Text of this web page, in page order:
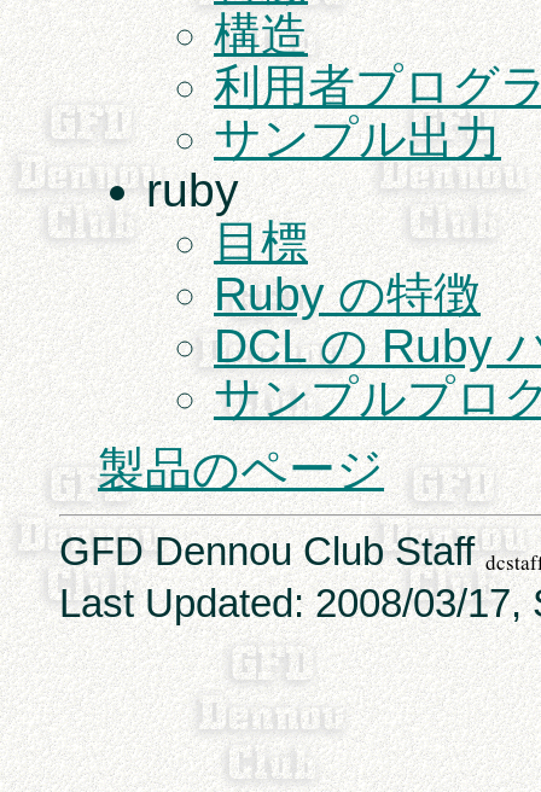
構造
利用者プログ
サンプル出力
ruby
目標
Ruby の特徴
DCL の Ruby
サンプルプロ
製品のページ
GFD Dennou Club Staff
Last Updated: 2008/03/17,